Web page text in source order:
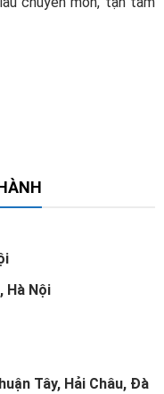
Hà Nội
Tây, Hải Châu, Đà